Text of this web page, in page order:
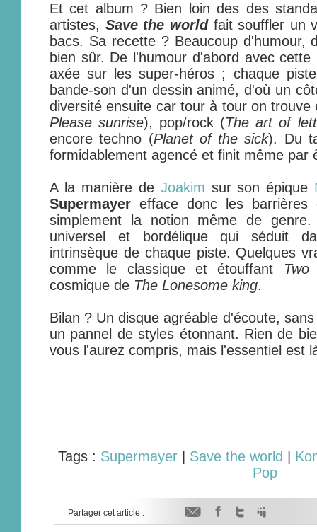
Et cet album ? Bien loin des des
artistes, Save the worldfait souffler un
bacs. Sa recette ? Beaucoup d'humour,
bien sûr. De l'humour d'abord avec
axée sur les super-héros ; chaque
bande-son d'un dessin animé, d'où un
diversité ensuite car tour à tour on trouve
Please sunrise), pop/rock (The art of
encore techno (Planet of the sick). Du
formidablement agencé et finit même par
A la manière deJoakim sur son épique
Supermayer efface donc les
simplement la notion même de
universel et bordélique qui séduit
intrinsèque de chaque piste. Quelques
comme le classique et étouffant
cosmique de The Lonesome king.
Bilan ? Un disque agréable d'écoute,
un pannel de styles étonnant. Rien de
vous l'aurez compris, mais l'essentiel est
Tags : Supermayer| Save the world
Pop
Partager cet article :